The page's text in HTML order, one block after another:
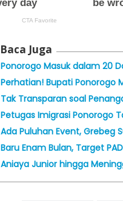
Baca Juga
Ponorogo Masuk dalam 20
Perhatian! Bupati Ponorogo
Tak Transparan soal
Petugas Imigrasi Ponorogo
Ada Puluhan Event, Grebeg
Baru Enam Bulan, Target
Aniaya Junior hingga